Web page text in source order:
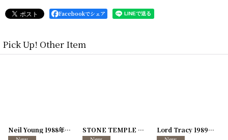
Facebookでシェア
Pick Up! Other Item
[250726-04] [250726-31
Neil Young 1988年 This Note's For You Tour 250117-70]
STONE TEMPLE PILOTS 1996-1997年 TOUR96/97 Lord Tracy 1989年 Deaf Gods of Babylon Tour